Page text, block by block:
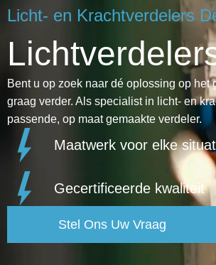
Licht- en Krachtverdelers
Bent u op zoek naar dé oplossing op
graag verder. Als specialist in licht- en
passende, op maat gemaakte verdeler.
Maatwerk voor elke
Gecertificeerde kwaliteit
Stel Ons Uw Vraag